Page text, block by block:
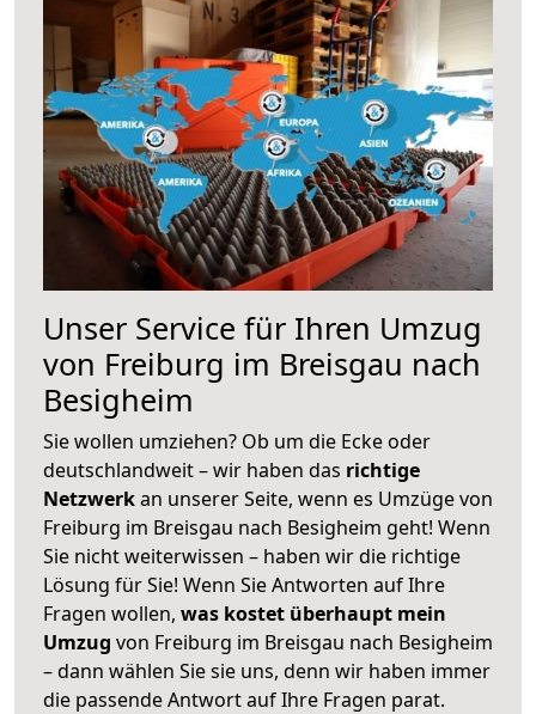
Unser Service für Ihren Umzug
von Freiburg im Breisgau nach
Besigheim
Sie wollen umziehen? Ob um die Ecke oder
deutschlandweit – wir haben das richtige
Netzwerkan unserer Seite, wenn es Umzüge von
Freiburg im Breisgau nach Besigheim geht! Wenn
Sie nicht weiterwissen – haben wir die richtige
Lösung für Sie! Wenn Sie Antworten auf Ihre
Fragen wollen, was kostet überhaupt mein
Umzug von Freiburg im Breisgau nach Besigheim
– dann wählen Sie sie uns, denn wir haben immer
die passende Antwort auf Ihre Fragen parat.